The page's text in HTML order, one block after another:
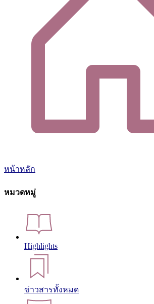
หน้าหลัก
หมวดหมู่
Highlights
ข่าวสารทั้งหมด